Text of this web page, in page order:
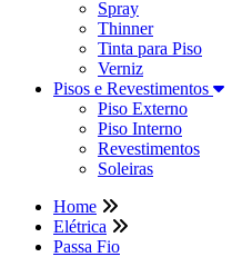
Spray
Thinner
Tinta para Piso
Verniz
Pisos e Revestimentos
Piso Externo
Piso Interno
Revestimentos
Soleiras
Home
Elétrica
Passa Fio